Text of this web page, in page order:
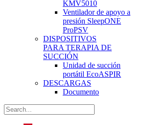
KMV5010
Ventilador de apoyo a
presión SleepONE
ProPSV
DISPOSITIVOS
PARA TERAPIA DE
SUCCIÓN
Unidad de succión
portátil EcoASPIR
DESCARGAS
Documento